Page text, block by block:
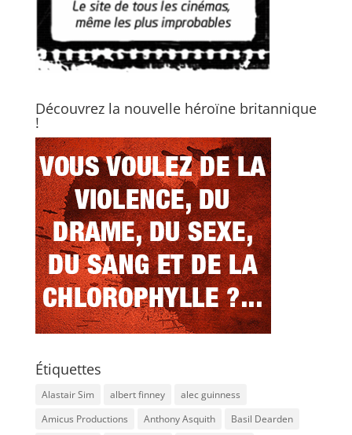
Découvrez la nouvelle héroïne britannique
!
Étiquettes
Alastair Sim albert finney
alec guinness
Amicus Productions
Anthony Asquith
Basil Dearden